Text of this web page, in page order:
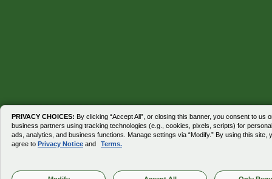
PRIVACY CHOICES: By clicking “Accept All”, or closing this banner, you consent to us
business partners using tracking technologies (e.g., cookies, pixels, scripts) for
ads, analytics, and business functions. Manage settings via “Modify.” By using this site,
agree to Privacy Notice and Terms.